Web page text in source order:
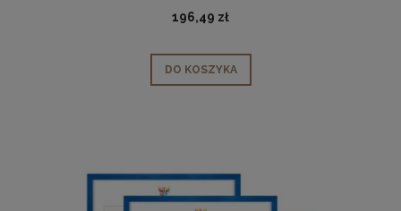
196,49 zł
DO KOSZYKA